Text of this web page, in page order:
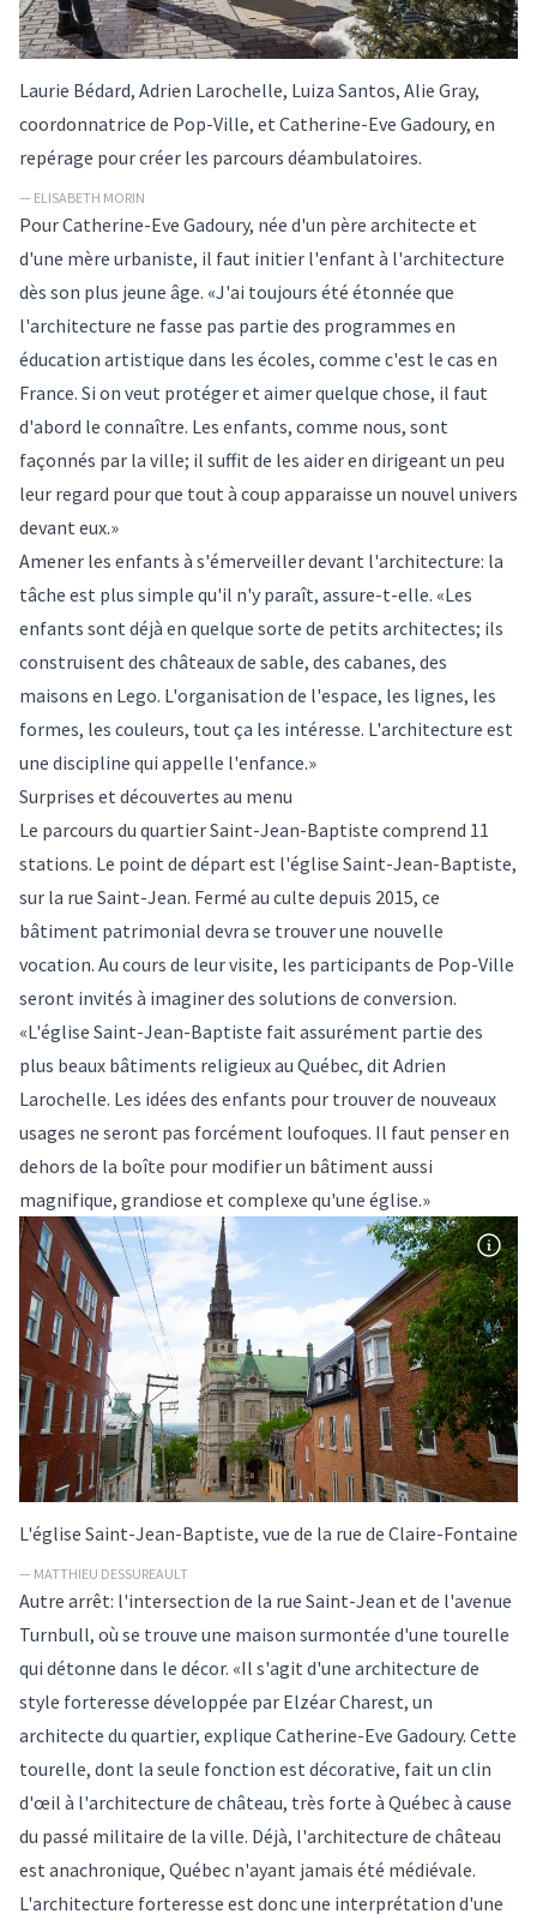
Laurie Bédard, Adrien Larochelle, Luiza Santos, Alie Gray,
coordonnatrice de Pop-Ville, et Catherine-Eve Gadoury, en
repérage pour créer les parcours déambulatoires.
— ELISABETH MORIN
Pour Catherine-Eve Gadoury, née d'un père architecte et
d'une mère urbaniste, il faut initier l'enfant à l'architecture
dès son plus jeune âge. «J'ai toujours été étonnée que
l'architecture ne fasse pas partie des programmes en
éducation artistique dans les écoles, comme c'est le cas en
France. Si on veut protéger et aimer quelque chose, il faut
d'abord le connaître. Les enfants, comme nous, sont
façonnés par la ville; il suffit de les aider en dirigeant un peu
leur regard pour que tout à coup apparaisse un nouvel univers
devant eux.»
Amener les enfants à s'émerveiller devant l'architecture: la
tâche est plus simple qu'il n'y paraît, assure-t-elle. «Les
enfants sont déjà en quelque sorte de petits architectes; ils
construisent des châteaux de sable, des cabanes, des
maisons en Lego. L'organisation de l'espace, les lignes, les
formes, les couleurs, tout ça les intéresse. L'architecture est
une discipline qui appelle l'enfance.»
Surprises et découvertes au menu
Le parcours du quartier Saint-Jean-Baptiste comprend 11
stations. Le point de départ est l'église Saint-Jean-Baptiste,
sur la rue Saint-Jean. Fermé au culte depuis 2015, ce
bâtiment patrimonial devra se trouver une nouvelle
vocation. Au cours de leur visite, les participants de Pop-Ville
seront invités à imaginer des solutions de conversion.
«L'église Saint-Jean-Baptiste fait assurément partie des
plus beaux bâtiments religieux au Québec, dit Adrien
Larochelle. Les idées des enfants pour trouver de nouveaux
usages ne seront pas forcément loufoques. Il faut penser en
dehors de la boîte pour modifier un bâtiment aussi
magnifique, grandiose et complexe qu'une église.»
L'église Saint-Jean-Baptiste, vue de la rue de Claire-Fontaine
— MATTHIEU DESSUREAULT
Autre arrêt: l'intersection de la rue Saint-Jean et de l'avenue
Turnbull, où se trouve une maison surmontée d'une tourelle
qui détonne dans le décor. «Il s'agit d'une architecture de
style forteresse développée par Elzéar Charest, un
architecte du quartier, explique Catherine-Eve Gadoury. Cette
tourelle, dont la seule fonction est décorative, fait un clin
d'œil à l'architecture de château, très forte à Québec à cause
du passé militaire de la ville. Déjà, l'architecture de château
est anachronique, Québec n'ayant jamais été médiévale.
L'architecture forteresse est donc une interprétation d'une